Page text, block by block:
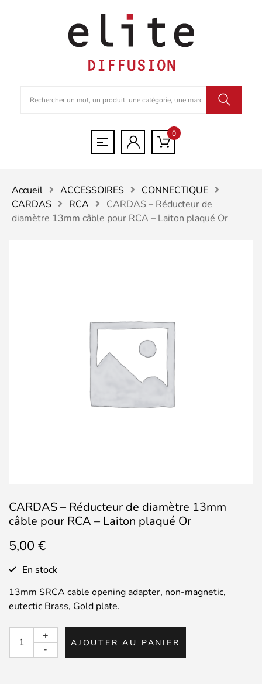
0
Accueil ACCESSOIRES
CONNECTIQUE
CARDAS
RCA
CARDAS – Réducteur de
diamètre 13mm câble pour RCA – Laiton plaqué Or
CARDAS – Réducteur de diamètre 13mm
câble pour RCA – Laiton plaqué Or
5,00 €
En stock
13mm SRCA cable opening adapter, non-magnetic,
eutectic Brass, Gold plate.
quantité
-
+
AJOUTER AU PANIER